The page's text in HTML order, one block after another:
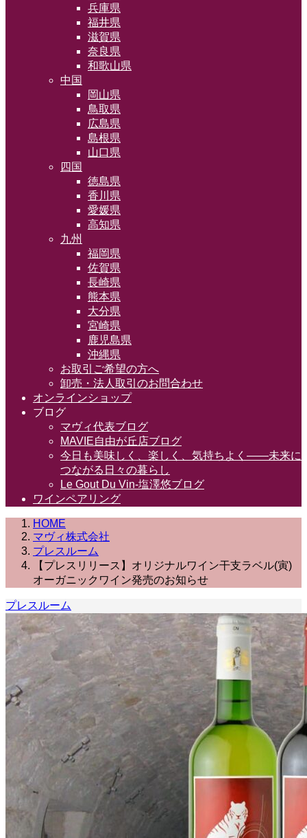
兵庫県
福井県
滋賀県
奈良県
和歌山県
中国
岡山県
鳥取県
広島県
島根県
山口県
四国
徳島県
香川県
愛媛県
高知県
九州
福岡県
佐賀県
長崎県
熊本県
大分県
宮崎県
鹿児島県
沖縄県
お取引ご希望の方へ
卸売・法人取引のお問合わせ
オンラインショップ
ブログ
マヴィ代表ブログ
MAVIE自由が丘店ブログ
今日も美味しく、楽しく、気持ちよく――未来に
つながる日々の暮らし
Le Gout Du Vin-塩澤悠ブログ
ワインペアリング
HOME
マヴィ株式会社
プレスルーム
【プレスリリース】オリジナルワイン干支ラベル(寅)
オーガニックワイン発売のお知らせ
プレスルーム